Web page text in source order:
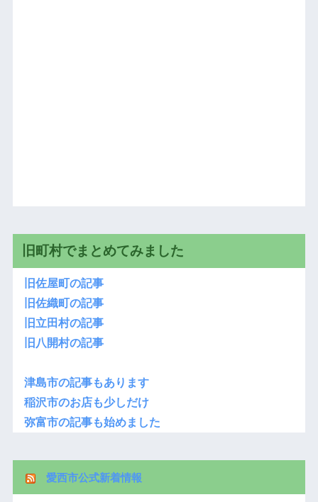
旧町村でまとめてみました
旧佐屋町の記事
旧佐織町の記事
旧立田村の記事
旧八開村の記事
津島市の記事もあります
稲沢市のお店も少しだけ
弥富市の記事も始めました
愛西市公式新着情報